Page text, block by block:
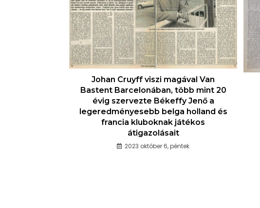
Johan Cruyff viszi magával Van
Bastent Barcelonában, több mint 20
évig szervezte Békeffy Jenő a
legeredményesebb belga holland és
francia kluboknak játékos
átigazolásait
2023 október 6, péntek